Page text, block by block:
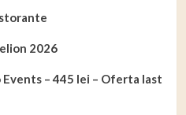
2026
– 445 lei – Oferta last